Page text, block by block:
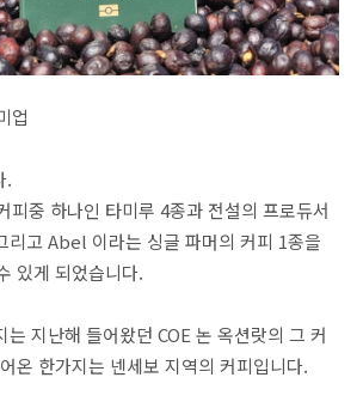
업
.
피중 하나인 타미루 4종과 전설의 프로듀서
리고 Abel 이라는 싱글 파머의 커피 1종을
있게 되었습니다.
는 지난해 들어왔던 COE 논 옥션랏의 그 커
온 한가지는 넨세보 지역의 커피입니다.